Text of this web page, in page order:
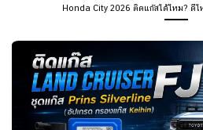
Honda City 2026 ติดแก๊สได้ไหม? ดี